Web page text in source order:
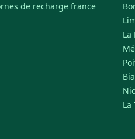
de recharge france
La
La